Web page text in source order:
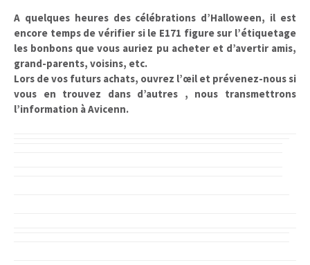
A quelques heures des célébrations d’Halloween, il est
encore temps de vérifier si le E171 figure sur l’étiquetage
les bonbons que vous auriez pu acheter et d’avertir amis,
grand-parents, voisins, etc.
Lors de vos futurs achats, ouvrez l’œil et prévenez-nous si
vous en trouvez dans d’autres , nous transmettrons
l’information à Avicenn.